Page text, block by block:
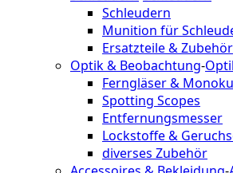
Schleudern
Munition für
Ersatzteile & Zubehör
Optik & Beobachtung-
Ferngläser &
Spotting Scopes
Entfernungsmesser
Lockstoffe &
diverses Zubehör